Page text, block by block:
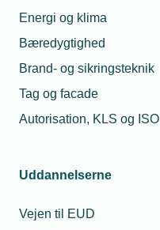
Energi og klima
Bæredygtighed
Brand- og sikringsteknik
Tag og facade
Autorisation, KLS og ISO
Uddannelserne
Vejen til EUD